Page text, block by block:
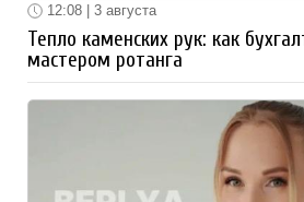
12:08 | 3 августа
Тепло каменских рук: как
мастером ротанга